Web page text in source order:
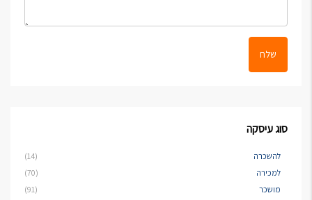
שלח
סוג עיסקה
להשכרה
(14)
למכירה
(70)
מושכר
(91)